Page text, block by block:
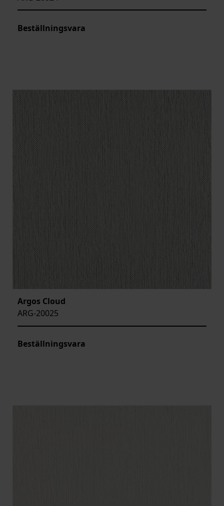
Beställningsvara
Argos Cloud
ARG-20025
Beställningsvara